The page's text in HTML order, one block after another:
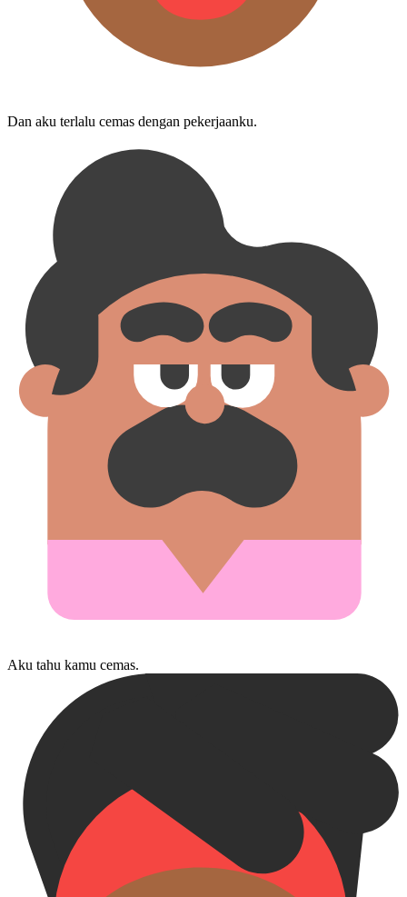
Dan aku terlalu cemas dengan pekerjaan⁠ku.
Aku tahu kamu cemas.